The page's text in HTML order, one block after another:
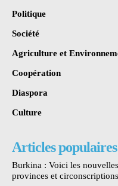
Politique
Société
Agriculture et
Coopération
Diaspora
Culture
Articles populaires
Burkina : Voici les
provinces et